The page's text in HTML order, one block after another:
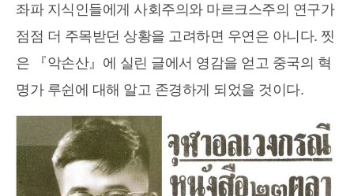
좌파 지식인들에게 사회주의와 마르크스주의 연구가
점점 더 주목받던 상황을 고려하면 우연은 아니다. 찟
은 『악손산』에 실린 글에서 영감을 얻고 중국의 혁
명가 루쉰에 대해 알고 존경하게 되었을 것이다.